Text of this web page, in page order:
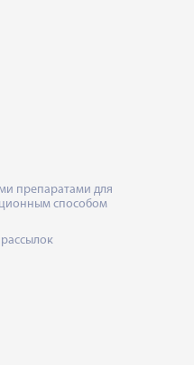
препаратами для
способом